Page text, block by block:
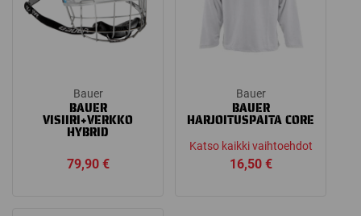
Bauer
BAUER
VISIIRI+VERKKO
HYBRID
79,90 €
Bauer
BAUER
HARJOITUSPAITA CORE
Katso kaikki vaihtoehdot
16,50 €